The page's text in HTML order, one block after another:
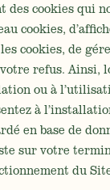
des cookies qui
cookies,
cookies, de
refus. Ainsi,
ou à
à
en base de
sur votre
du